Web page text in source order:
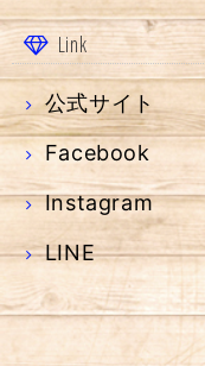
Link
公式サイト
Facebook
Instagram
LINE